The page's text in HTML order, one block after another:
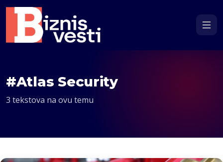
#Atlas Security
3 tekstova na ovu temu